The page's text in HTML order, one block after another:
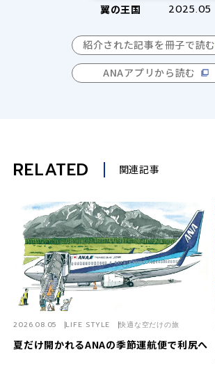
翼の王国 2025.05
紹介された記事を冊子で読む
ANAアプリから読む
RELATED 関連記事
夏だけ開かれるANAの季節運航便で利尻へ
2026.08.05 LIFE STYLE 快適な空だけの旅